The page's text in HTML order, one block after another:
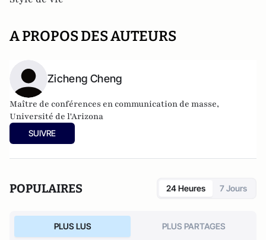
A PROPOS DES AUTEURS
Zicheng Cheng
Maître de conférences en communication de masse,
Université de l'Arizona
SUIVRE
POPULAIRES 24 Heures 7 Jours
PLUS LUS PLUS PARTAGES